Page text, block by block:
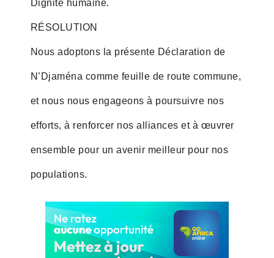
Dignité humaine.
RÉSOLUTION
Nous adoptons la présente Déclaration de
N’Djaména comme feuille de route commune,
et nous nous engageons à poursuivre nos
efforts, à renforcer nos alliances et à œuvrer
ensemble pour un avenir meilleur pour nos
populations.